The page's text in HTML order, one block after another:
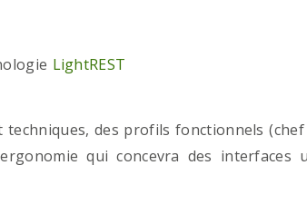
LightREST
des profils fonctionnels
qui concevra des